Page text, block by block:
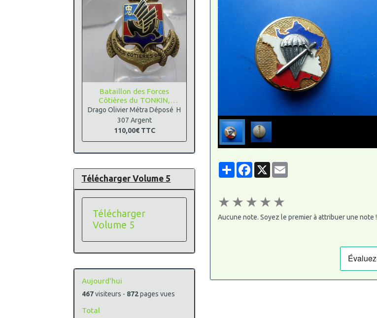
PartagerFacebook
X Email
★ ★ ★ ★ ★
Aucune note. Soyez le premier à attribuer une note !
Bataillon des Forces
Côtières du TONKIN,
Argent
Drago Olivier Métra Déposé H
307 Argent
110,00€ TTC
Télécharger Volume 5
Télécharger
Volume 5
Aujourd'hui
467visiteurs - 872pages vues
Total